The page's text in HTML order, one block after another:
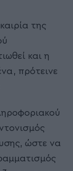
της
και η
πρότεινε
ώστε να